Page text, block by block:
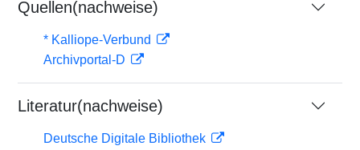
Quellen(nachweise)
* Kalliope-Verbund
Archivportal-D
Literatur(nachweise)
Deutsche Digitale Bibliothek